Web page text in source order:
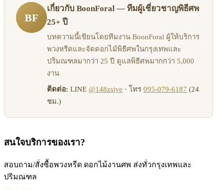
BF
เกี่ยวกับ BoonForal — ทีมผู้เชี่ยวชาญพิธีศพ
25+ ปี
บทความนี้เขียนโดยทีมงาน BoonForal ผู้ให้บริการ
พวงหรีดและจัดดอกไม้พิธีศพในกรุงเทพและ
ปริมณฑลมากว่า 25 ปี ดูแลพิธีศพมากกว่า 5,000
งาน
ติดต่อ: LINE @148zsiye · โทร 095-079-6187 (24
ชม.)
สนใจบริการของเรา?
สอบถาม/สั่งซื้อพวงหรีด ดอกไม้งานศพ ส่งทั่วกรุงเทพและ
ปริมณฑล